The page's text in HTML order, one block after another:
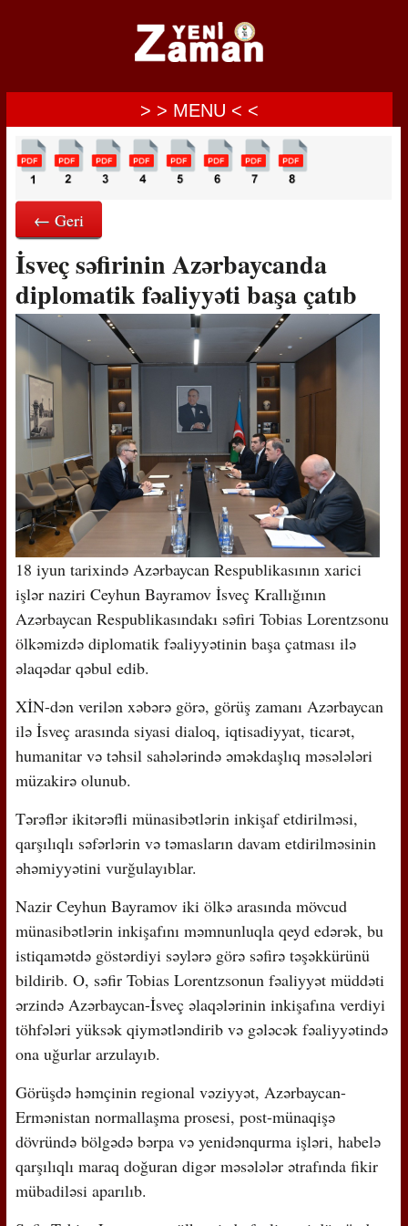
> > MENU < <
← Geri
İsveç səfirinin Azərbaycanda
diplomatik fəaliyyəti başa çatıb
18 iyun tarixində Azərbaycan Respublikasının xarici
işlər naziri Ceyhun Bayramov İsveç Krallığının
Azərbaycan Respublikasındakı səfiri Tobias Lorentzsonu
ölkəmizdə diplomatik fəaliyyətinin başa çatması ilə
əlaqədar qəbul edib.
XİN-dən verilən xəbərə görə, görüş zamanı Azərbaycan
ilə İsveç arasında siyasi dialoq, iqtisadiyyat, ticarət,
humanitar və təhsil sahələrində əməkdaşlıq məsələləri
müzakirə olunub.
Tərəflər ikitərəfli münasibətlərin inkişaf etdirilməsi,
qarşılıqlı səfərlərin və təmasların davam etdirilməsinin
əhəmiyyətini vurğulayıblar.
Nazir Ceyhun Bayramov iki ölkə arasında mövcud
münasibətlərin inkişafını məmnunluqla qeyd edərək, bu
istiqamətdə göstərdiyi səylərə görə səfirə təşəkkürünü
bildirib. O, səfir Tobias Lorentzsonun fəaliyyət müddəti
ərzində Azərbaycan-İsveç əlaqələrinin inkişafına verdiyi
töhfələri yüksək qiymətləndirib və gələcək fəaliyyətində
ona uğurlar arzulayıb.
Görüşdə həmçinin regional vəziyyət, Azərbaycan-
Ermənistan normallaşma prosesi, post-münaqişə
dövründə bölgədə bərpa və yenidənqurma işləri, habelə
qarşılıqlı maraq doğuran digər məsələlər ətrafında fikir
mübadiləsi aparılıb.